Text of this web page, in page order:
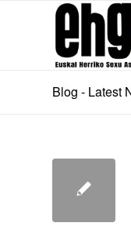
Blog - Latest